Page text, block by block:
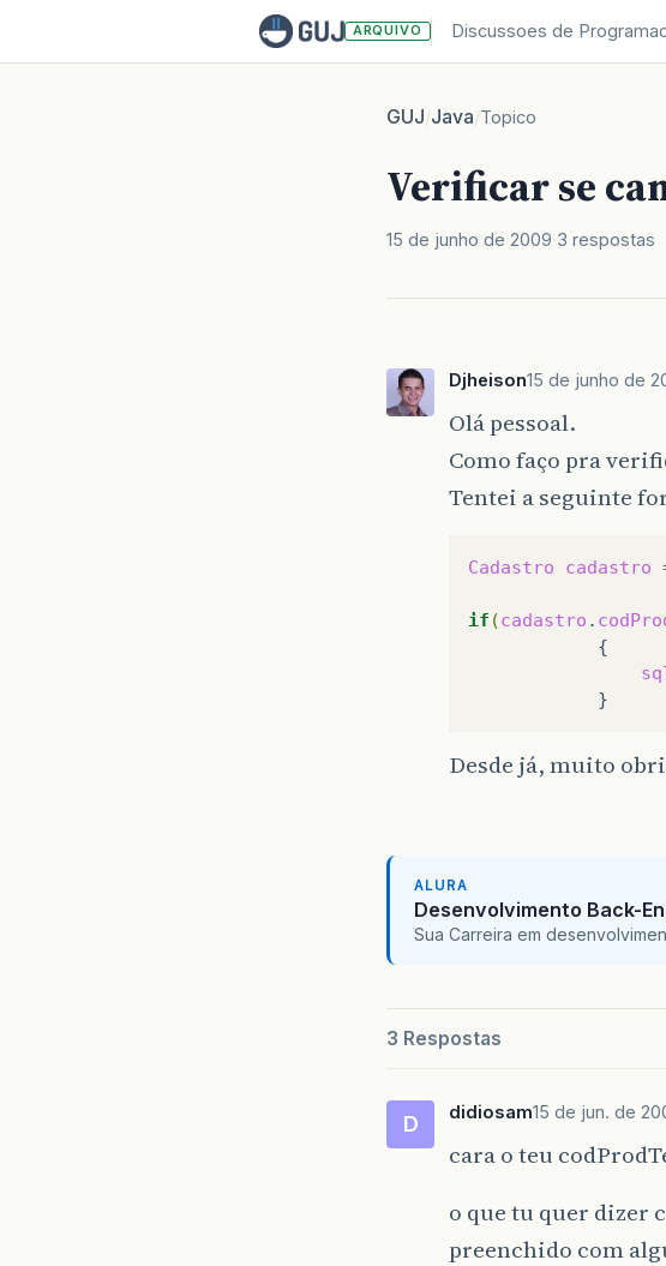
ARQUIVO Discussoes de
GUJ/Java/Topico
Verificar se
15 de junho de 2009 3 respostas
Djheison15 de junho de
Olá pessoal.
Como faço pra
Tentei a seguinte
Cadastro cadastro
if (cadastro .
Desde já, muito
ALURA
Desenvolvimento Back-
Sua Carreira em
3 Respostas
D didiosam15 de jun. de
cara o teu
o que tu quer dizer
preenchido com